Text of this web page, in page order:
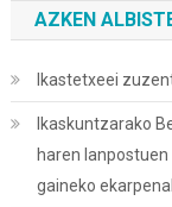
AZKEN
Ikastetxeei
Ikaskuntzarako
haren
gaineko